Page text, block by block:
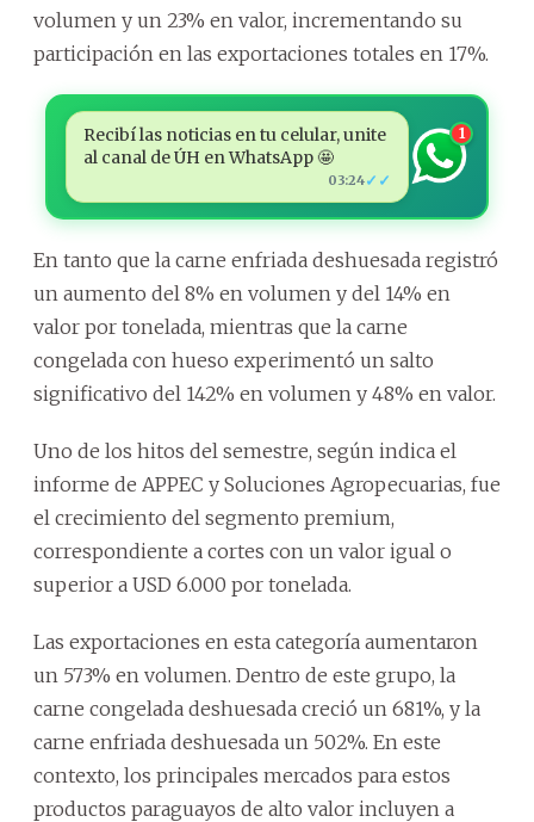
volumen y un 23% en valor, incrementando su
participación en las exportaciones totales en 17%.
Recibí las noticias en tu celular, unite
al canal de ÚH en WhatsApp 🤩
03:24✓✓
1
En tanto que la carne enfriada deshuesada registró
un aumento del 8% en volumen y del 14% en
valor por tonelada, mientras que la carne
congelada con hueso experimentó un salto
significativo del 142% en volumen y 48% en valor.
Uno de los hitos del semestre, según indica el
informe de APPEC y Soluciones Agropecuarias, fue
el crecimiento del segmento premium,
correspondiente a cortes con un valor igual o
superior a USD 6.000 por tonelada.
Las exportaciones en esta categoría aumentaron
un 573% en volumen. Dentro de este grupo, la
carne congelada deshuesada creció un 681%, y la
carne enfriada deshuesada un 502%. En este
contexto, los principales mercados para estos
productos paraguayos de alto valor incluyen a